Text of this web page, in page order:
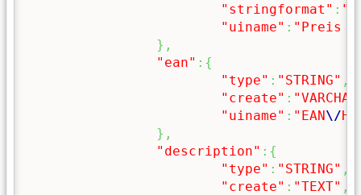
"stringformat" :
"uiname" : "Preis
} ,
"ean" : {
"type" : "STRING" ,
"create" :
"uiname" : "EAN\/
} ,
"description" : {
"type" : "STRING" ,
"create" : "TEXT" ,